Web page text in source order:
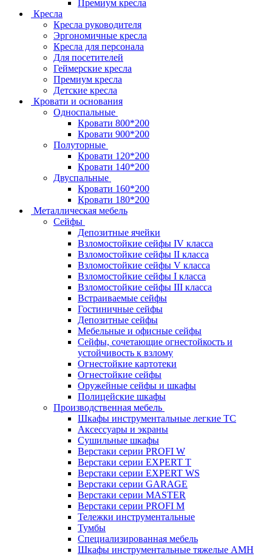
Премиум кресла
Кресла
Кресла руководителя
Эргономичные кресла
Кресла для персонала
Для посетителей
Геймерские кресла
Премиум кресла
Детские кресла
Кровати и основания
Односпальные
Кровати 800*200
Кровати 900*200
Полуторные
Кровати 120*200
Кровати 140*200
Двуспальные
Кровати 160*200
Кровати 180*200
Металлическая мебель
Сейфы
Депозитные ячейки
Взломостойкие сейфы IV класса
Взломостойкие сейфы II класса
Взломостойкие сейфы V класса
Взломостойкие сейфы I класса
Взломостойкие сейфы III класса
Встраиваемые сейфы
Гостиничные сейфы
Депозитные сейфы
Мебельные и офисные сейфы
Сейфы, сочетающие огнестойкость и
устойчивость к взлому
Огнестойкие картотеки
Огнестойкие сейфы
Оружейные сейфы и шкафы
Полицейские шкафы
Производственная мебель
Шкафы инструментальные легкие ТС
Аксессуары и экраны
Cушильные шкафы
Верстаки серии PROFI W
Верстаки серии EXPERT T
Верстаки серии EXPERT WS
Верстаки серии GARAGE
Верстаки серии MASTER
Верстаки серии PROFI M
Тележки инструментальные
Тумбы
Cпециализированная мебель
Шкафы инструментальные тяжелые AMH